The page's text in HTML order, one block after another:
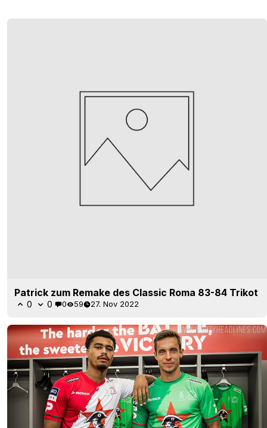
Patrick zum Remake des Classic Roma 83-84 Trikot
0 0 0 59 27. Nov 2022